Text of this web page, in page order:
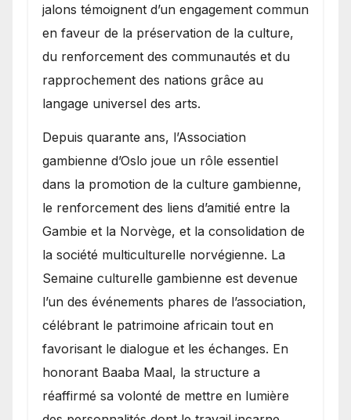
jalons témoignent d’un engagement commun
en faveur de la préservation de la culture,
du renforcement des communautés et du
rapprochement des nations grâce au
langage universel des arts.
​Depuis quarante ans, l’Association
gambienne d’Oslo joue un rôle essentiel
dans la promotion de la culture gambienne,
le renforcement des liens d’amitié entre la
Gambie et la Norvège, et la consolidation de
la société multiculturelle norvégienne. La
Semaine culturelle gambienne est devenue
l’un des événements phares de l’association,
célébrant le patrimoine africain tout en
favorisant le dialogue et les échanges. En
honorant Baaba Maal, la structure a
réaffirmé sa volonté de mettre en lumière